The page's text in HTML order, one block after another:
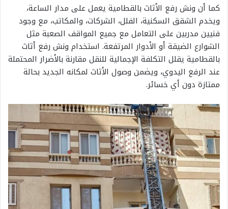
كما أن ونش رفع الأثاث بالقطامية يعمل على مدار الساعة،
ويخدم الشقق السكنية، الفلل، الشركات، والمكاتب، مع وجود
فنيين مدربين على التعامل مع جميع المواقف الصعبة مثل
الشوارع الضيقة أو الأدوار المرتفعة. استخدام ونش رفع أثاث
بالقطامية يقلل التكلفة الإجمالية للنقل مقارنة بالأضرار المحتملة
عند الرفع اليدوي، ويضمن وصول الأثاث لمكانه الجديد بحالة
ممتازة دون أي خسائر.